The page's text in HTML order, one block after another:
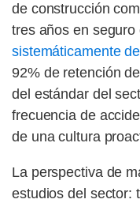
de construcción
tres años en
sistemáticamente
92% de retención
del estándar del
frecuencia de
de una cultura
La perspectiva de
estudios del sector: